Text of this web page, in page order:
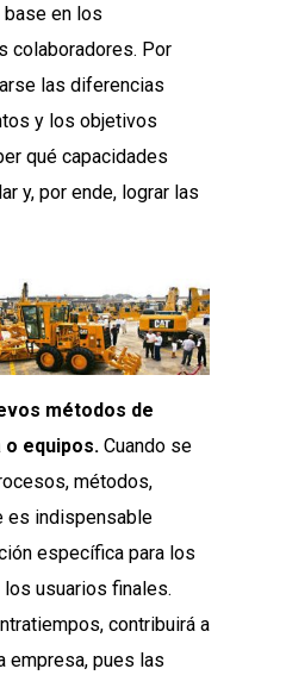
en los
colaboradores. Por
las diferencias
y los objetivos
qué capacidades
y, por ende, lograr las
métodos de
equipos. Cuando se
métodos,
es indispensable
específica para los
usuarios finales.
contribuirá a
empresa, pues las